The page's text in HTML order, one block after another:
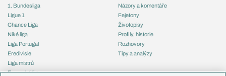
1. Bundesliga
Ligue 1
Chance Liga
Niké liga
Liga Portugal
Eredivisie
Liga mistrů
Evropská liga
Názory a komentáře
Fejetony
Životopisy
Profily, historie
Rozhovory
Tipy a analýzy